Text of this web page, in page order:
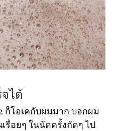
ได้
ก็โอเคกับผมมาก บอกผม
รื่อยๆ ในนัดครั้งถัดๆ ไป